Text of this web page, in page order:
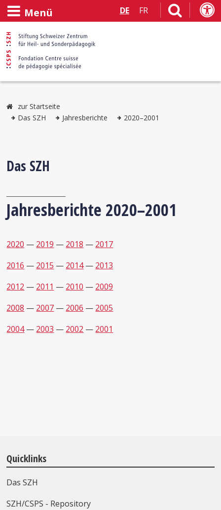
Menü DE FR
zur Startseite
Das SZH
Jahresberichte 2020–2001
Das SZH
Jahresberichte 2020–2001
2020 — 2019 — 2018 — 2017
2016 — 2015 — 2014— 2013
2012 — 2011 — 2010 — 2009
2008 — 2007 — 2006 — 2005
2004— 2003 — 2002 — 2001
Quicklinks
Das SZH
SZH/CSPS - Repository